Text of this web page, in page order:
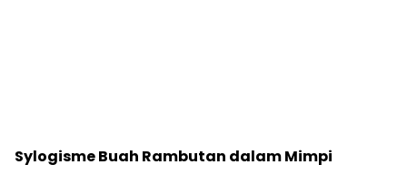
Sylogisme Buah Rambutan dalam Mimpi